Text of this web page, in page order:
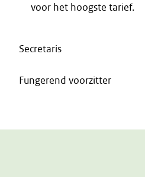
voor het hoogste tarief.
Secretaris
Fungerend voorzitter